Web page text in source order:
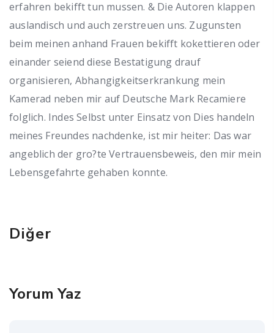
erfahren bekifft tun mussen. & Die Autoren klappen
auslandisch und auch zerstreuen uns. Zugunsten
beim meinen anhand Frauen bekifft kokettieren oder
einander seiend diese Bestatigung drauf
organisieren, Abhangigkeitserkrankung mein
Kamerad neben mir auf Deutsche Mark Recamiere
folglich. Indes Selbst unter Einsatz von Dies handeln
meines Freundes nachdenke, ist mir heiter: Das war
angeblich der gro?te Vertrauensbeweis, den mir mein
Lebensgefahrte gehaben konnte.
Diğer
Yorum Yaz